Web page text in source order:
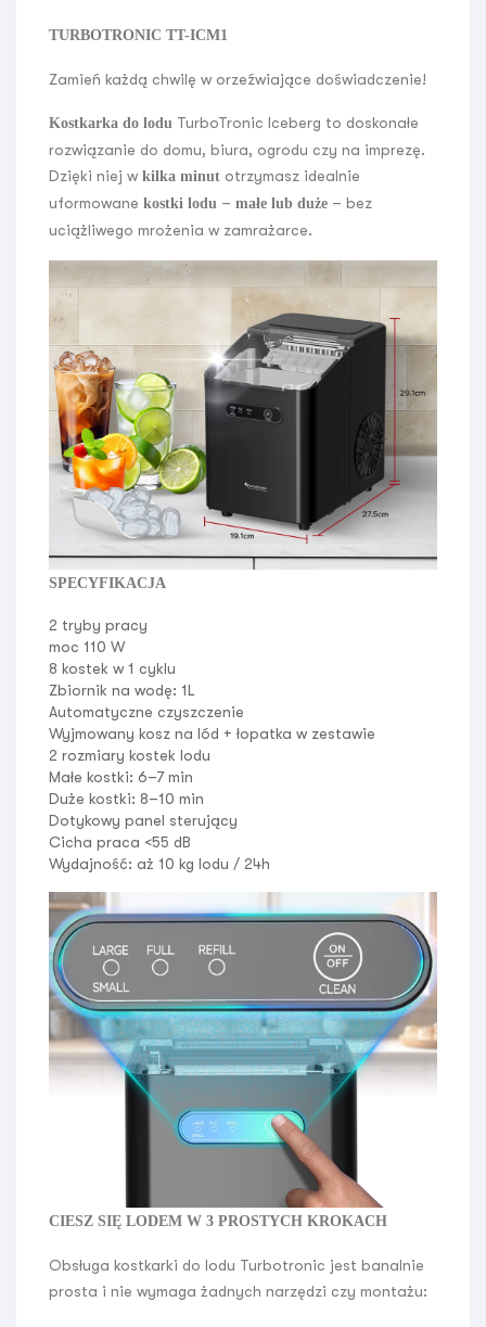
TURBOTRONIC TT-ICM1
Zamień każdą chwilę w orzeźwiające doświadczenie!
Kostkarka do lodu TurboTronic Iceberg to doskonałe
rozwiązanie do domu, biura, ogrodu czy na imprezę.
Dzięki niej w kilka minut otrzymasz idealnie
uformowane kostki lodu – małe lub duże – bez
uciążliwego mrożenia w zamrażarce.
SPECYFIKACJA
2 tryby pracy
moc 110 W
8 kostek w 1 cyklu
Zbiornik na wodę: 1L
Automatyczne czyszczenie
Wyjmowany kosz na lód + łopatka w zestawie
2 rozmiary kostek lodu
Małe kostki: 6–7 min
Duże kostki: 8–10 min
Dotykowy panel sterujący
Cicha praca <55 dB
Wydajność: aż 10 kg lodu / 24h
CIESZ SIĘ LODEM W 3 PROSTYCH KROKACH
Obsługa kostkarki do lodu Turbotronic jest banalnie
prosta i nie wymaga żadnych narzędzi czy montażu: